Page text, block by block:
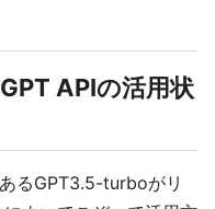
APIの活用状
るGPT3.5-turboがリ